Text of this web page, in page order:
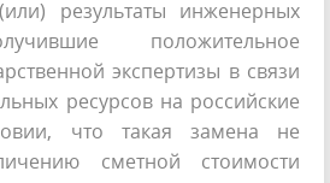
результаты инженерных
положительное
экспертизы в связи
ресурсов на российские
что такая замена не
сметной стоимости